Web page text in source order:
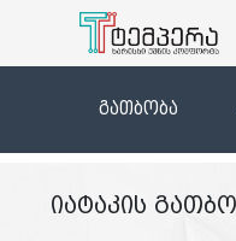
გათბობა
იატაკის